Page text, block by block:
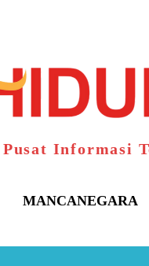
Pusat Informasi
MANCANEGARA